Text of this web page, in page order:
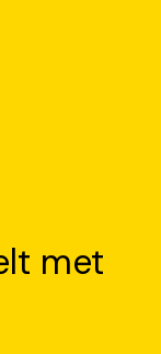
met